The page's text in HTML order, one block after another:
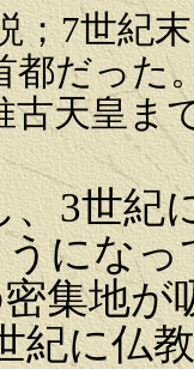
7世紀
都だった
古天皇ま
3世紀
になっ
集地が
紀に仏